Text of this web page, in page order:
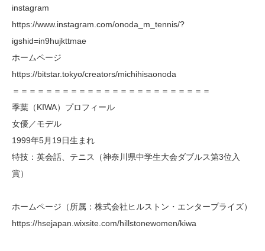
instagram
https://www.instagram.com/onoda_m_tennis/?
igshid=in9hujkttmae
ホームページ
https://bitstar.tokyo/creators/michihisaonoda
＝＝＝＝＝＝＝＝＝＝＝＝＝＝＝＝＝＝＝＝＝＝＝＝
季葉（KIWA）プロフィール
女優／モデル
1999年5月19日生まれ
特技：英会話、テニス（神奈川県中学生大会ダブルス第3位入
賞）
ホームページ（所属：株式会社ヒルストン・エンタープライズ）
https://hsejapan.wixsite.com/hillstonewomen/kiwa